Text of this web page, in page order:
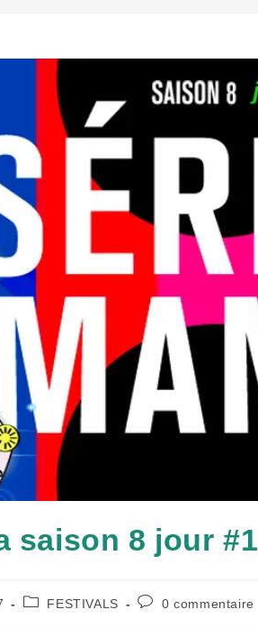
saison 8 jour #1
PostFESTIVALS
Commentaires
0 commentaire